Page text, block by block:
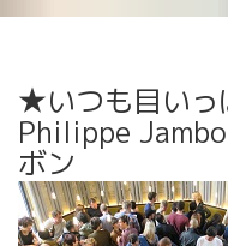
★いつも目いっ
Philippe
ボン